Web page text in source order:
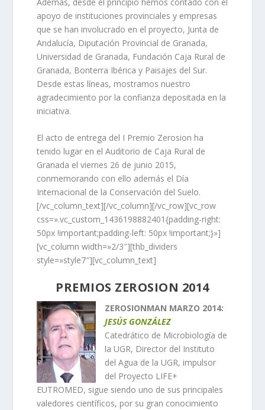
apoyo de instituciones provinciales y empresas
que se han involucrado en el proyecto, Junta de
Andalucía, Diputación Provincial de Granada,
Universidad de Granada, Fundación Caja Rural de
Granada, Bonterra Ibérica y Paisajes del Sur.
Desde estas líneas, mostramos nuestro
agradecimiento por la confianza depositada en la
iniciativa.
El acto de entrega del I Premio Zerosion ha
tenido lugar en el Auditorio de Caja Rural de
Granada el viernes 26 de junio 2015,
conmemorando con ello además el Día
Internacional de la Conservación del Suelo.
[/vc_column_text][/vc_column][/vc_row][vc_row
css=».vc_custom_1436198882401{padding-right:
50px !important;padding-left: 50px !important;}»]
[vc_column width=»2/3″][thb_dividers
style=»style7″][vc_column_text]
PREMIOS ZEROSION 2014
ZEROSIONMAN MARZO 2014:
JESÚS GONZÁLEZ
Catedrático de Microbiología de
la UGR, Director del Instituto
del Agua de la UGR, impulsor
del Proyecto LIFE+
EUTROMED, sigue siendo uno de sus principales
valedores científicos, por su gran conocimiento